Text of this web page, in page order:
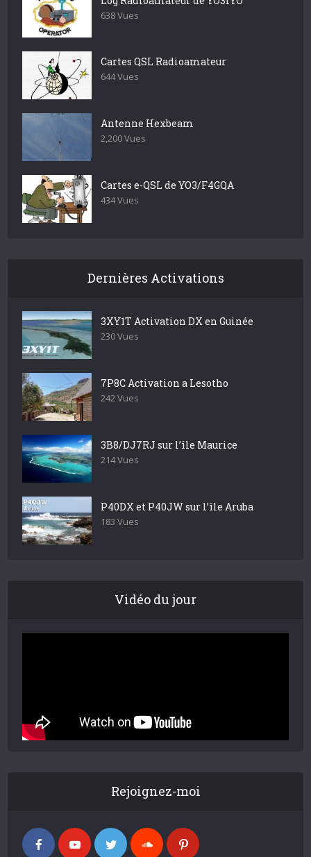
638 Vues
Cartes QSL Radioamateur
644 Vues
Antenne Hexbeam
2,200 Vues
Cartes e-QSL de YO3/F4GQA
434 Vues
Dernières Activations
3XY1T Activation DX en Guinée
230 Vues
7P8C Activation a Lesotho
242 Vues
3B8/DJ7RJ sur l’île Maurice
214 Vues
P40DX et P40JW sur l’île Aruba
183 Vues
Vidéo du jour
Rejoignez-moi